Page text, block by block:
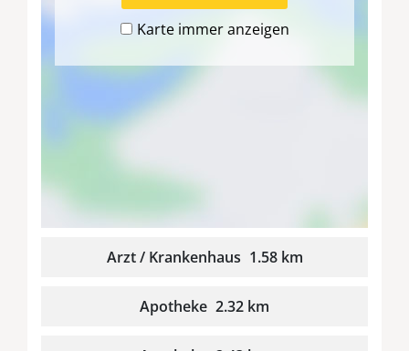
Karte immer anzeigen
Arzt / Krankenhaus 1.58 km
Apotheke 2.32 km